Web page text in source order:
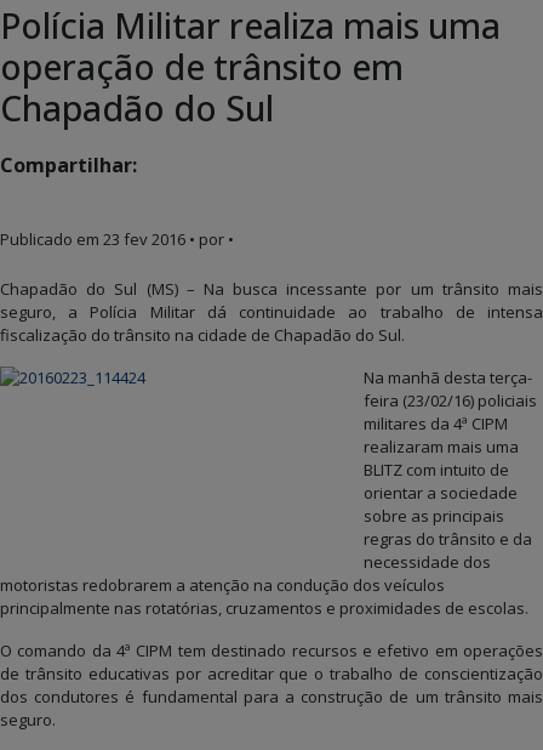
Polícia Militar realiza mais uma
operação de trânsito em
Chapadão do Sul
Compartilhar:
Publicado em 23 fev 2016 • por •
Chapadão do Sul (MS) – Na busca incessante por um trânsito mais
seguro, a Polícia Militar dá continuidade ao trabalho de intensa
fiscalização do trânsito na cidade de Chapadão do Sul.
Na manhã desta terça-
feira (23/02/16) policiais
militares da 4ª CIPM
realizaram mais uma
BLITZ com intuito de
orientar a sociedade
sobre as principais
regras do trânsito e da
necessidade dos
motoristas redobrarem a atenção na condução dos veículos
principalmente nas rotatórias, cruzamentos e proximidades de escolas.
O comando da 4ª CIPM tem destinado recursos e efetivo em operações
de trânsito educativas por acreditar que o trabalho de conscientização
dos condutores é fundamental para a construção de um trânsito mais
seguro.